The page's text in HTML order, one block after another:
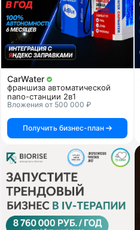
CarWater
франшиза автоматической
nano-станции 2в1
Вложения от 500 000 ₽
Получить бизнес-план